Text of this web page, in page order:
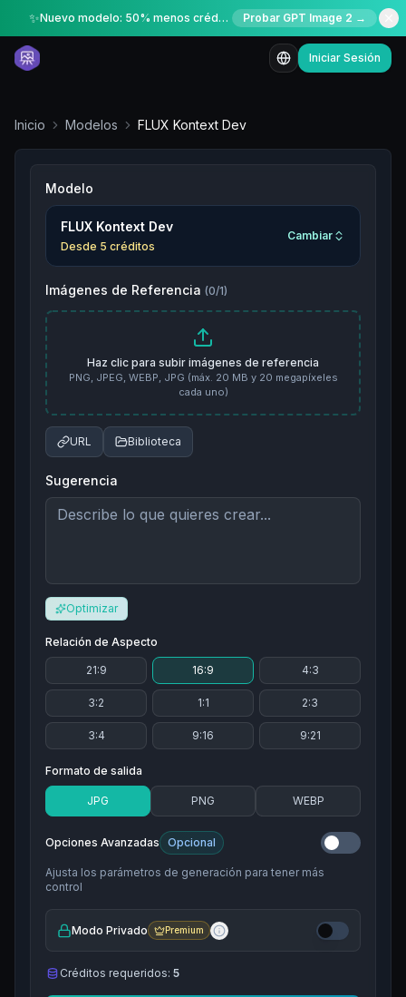
✨ Nuevo modelo: 50% menos créditos por tiempo limitado Probar GPT Image 2 →
Iniciar Sesión
Inicio Modelos FLUX Kontext Dev
Modelo
FLUX Kontext Dev
Desde 5 créditos
Cambiar
Imágenes de Referencia (0/1)
Haz clic para subir imágenes de referencia
PNG, JPEG, WEBP, JPG (máx. 20 MB y 20 megapíxeles
cada uno)
URL Biblioteca
Sugerencia
Optimizar
Relación de Aspecto
21:9 16:9 4:3
3:2 1:1 2:3
3:4 9:16 9:21
Formato de salida
JPG PNG WEBP
Opciones Avanzadas Opcional
Ajusta los parámetros de generación para tener más
control
Modo Privado Premium
Créditos requeridos: 5